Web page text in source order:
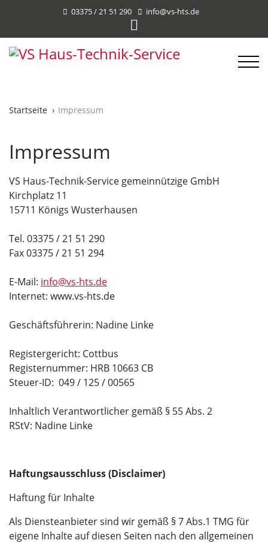
03375 / 21 51 290 info@vs-hts.de
Startseite Impressum
Impressum
VS Haus-Technik-Service gemeinnützige GmbH
Kirchplatz 11
15711 Königs Wusterhausen
Tel. 03375 / 21 51 290
Fax 03375 / 21 51 294
E-Mail: info@vs-hts.de
Internet: www.vs-hts.de
Geschäftsführerin: Nadine Linke
Registergericht: Cottbus
Registernummer: HRB 10663 CB
Steuer-ID: 049 / 125 / 00565
Inhaltlich Verantwortlicher gemäß § 55 Abs. 2
RStV: Nadine Linke
Haftungsausschluss (Disclaimer)
Haftung für Inhalte
Als Diensteanbieter sind wir gemäß § 7 Abs.1 TMG für
eigene Inhalte auf diesen Seiten nach den allgemeinen